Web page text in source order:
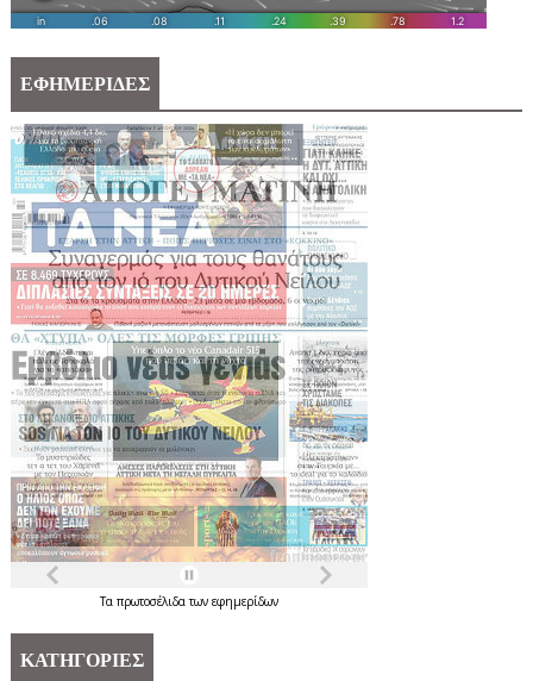
ΕΦΗΜΕΡΙΔΕΣ
Τα πρωτοσέλιδατων εφημερίδων
ΚΑΤΗΓΟΡΙΕΣ